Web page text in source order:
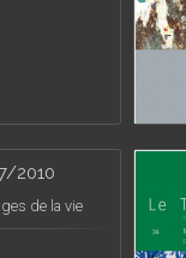
2010
de la vie